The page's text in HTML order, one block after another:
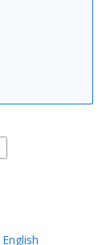
English